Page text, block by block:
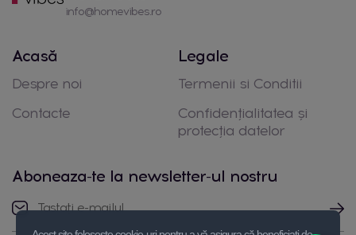
info@homevibes.ro
Acasă
Despre noi
Contacte
Legale
Termenii si Conditii
Confidențialitatea și
protecția datelor
Aboneaza-te la newsletter-ul nostru